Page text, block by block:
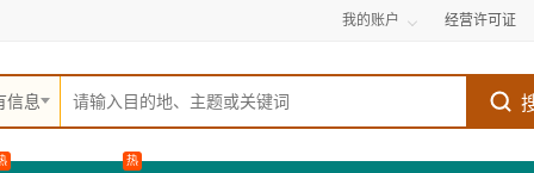
我的账户 经营许可证
信息
热